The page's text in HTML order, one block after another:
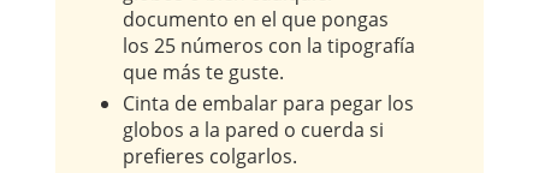
documento en el que pongas
los 25 números con la tipografía
que más te guste.
Cinta de embalar para pegar los
globos a la pared o cuerda si
prefieres colgarlos.